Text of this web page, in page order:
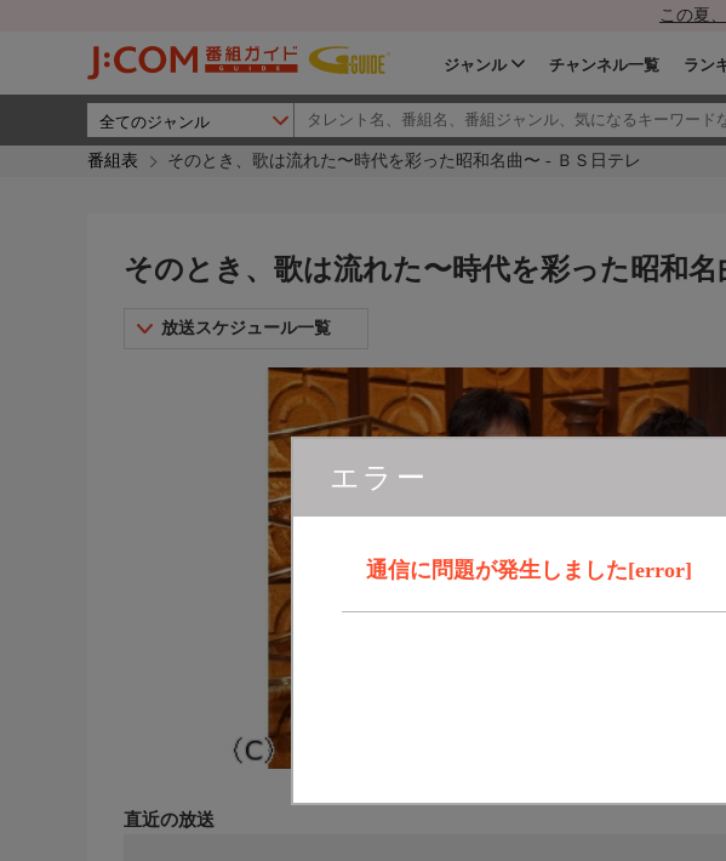
この夏
ジャンル チャンネル一覧 ラン
番組表 そのとき、歌は流れた〜時代を彩った昭和名曲〜 - ＢＳ日テレ
エラー
通信に問題が発生しました[error]
そのとき、歌は流れた〜時代を彩った昭和名
放送スケジュール一覧
直近の放送